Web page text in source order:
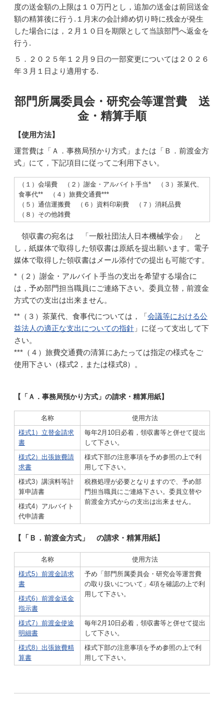
度の送金額の上限は１０万円とし，追加の送金は前回送金
額の精算後に行う.１月末の会計締め切り時に残金が発生
した場合には，２月１０日を期限として当該部門へ返金を
行う.
５．２０２５年１２月９日の一部変更については２０２６
年３月１日より適用する.
部門所属委員会・研究会等運営費 送
金・精算手順
【使用方法】
運営費は「Ａ．事務局預かり方式」または「Ｂ．前渡金方
式」にて，下記項目に従ってご利用下さい。
（１）会場費 （２）謝金・アルバイト手当* （３）茶菓代、
食事代** （４）旅費交通費***
（５）通信運搬費 （６）資料印刷費 （７）消耗品費
（８）その他雑費
領収書の宛名は 「一般社団法人日本機械学会」 と
し，紙媒体で取得した領収書は原紙を提出願います。電子
媒体で取得した領収書はメール添付での提出も可能です。
*（２）謝金・アルバイト手当の支出を希望する場合に
は，予め部門担当職員にご連絡下さい。委員立替，前渡金
方式での支出は出来ません。
**（３）茶菓代、食事代については，「会議等における公
益法人の適正な支出についての指針 」に従って支出して下
さい。
***（４）旅費交通費の清算にあたっては指定の様式をご
使用下さい（様式2，または様式8）。
【「Ａ．事務局預かり方式」の請求・精算用紙】
名称
使用方法
様式1）立替金請求
書
毎年2月10日必着，領収書等と併せて提出
して下さい。
様式2）出張旅費請
求書
様式下部の注意事項を予め参照の上で利
用して下さい。
様式3）講演料等計
算申請書
税務処理が必要となりますので、予め部
門担当職員にご連絡下さい。委員立替や
前渡金方式からの支出は出来ません。
様式4）アルバイト
代申請書
【「Ｂ．前渡金方式」 の請求・精算用紙】
名称
使用方法
様式5）前渡金請求
書
予め「部門所属委員会・研究会等運営費
の取り扱いについて」4項を確認の上で利
用して下さい。
様式6）前渡金送金
指示書
様式7）前渡金使途
明細書
毎年2月10日必着，領収書等と併せて提出
して下さい。
様式8）出張旅費精
算書
様式下部の注意事項を予め参照の上で利
用して下さい。